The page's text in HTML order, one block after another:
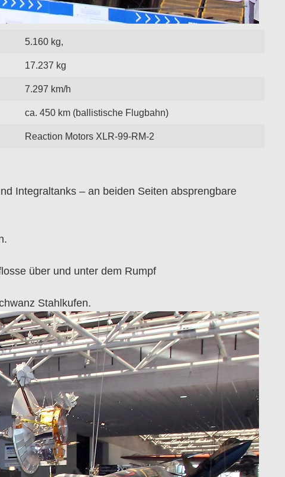
5.160 kg,
17.237 kg
7.297 km/h
ca. 450 km (ballistische Flugbahn)
Reaction Motors XLR-99-RM-2
Integraltanks – an beiden Seiten absprengbare
über und unter dem Rumpf
Stahlkufen.